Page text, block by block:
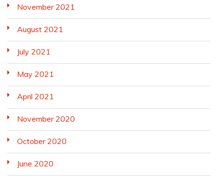
November 2021
August 2021
July 2021
May 2021
April 2021
November 2020
October 2020
June 2020